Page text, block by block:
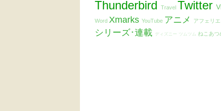
Thunderbird Travel Twitter
Word Xmarks YouTube アニメ アフェリエ
シリーズ･連載 ディズニー ツムツム ねこあつ